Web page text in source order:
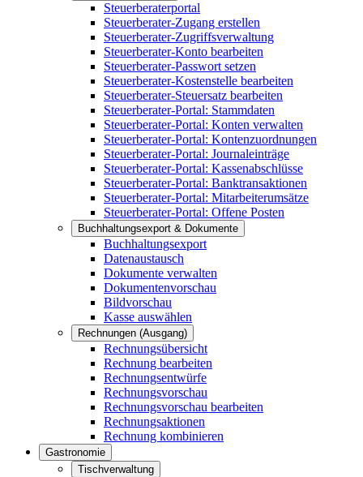
Steuerberaterportal
Steuerberater-Zugang erstellen
Steuerberater-Zugriffsverwaltung
Steuerberater-Konto bearbeiten
Steuerberater-Passwort setzen
Steuerberater-Kostenstelle bearbeiten
Steuerberater-Steuersatz bearbeiten
Steuerberater-Portal: Stammdaten
Steuerberater-Portal: Konten verwalten
Steuerberater-Portal: Kontenzuordnungen
Steuerberater-Portal: Journaleinträge
Steuerberater-Portal: Kassenabschlüsse
Steuerberater-Portal: Banktransaktionen
Steuerberater-Portal: Mitarbeiterumsätze
Steuerberater-Portal: Offene Posten
Buchhaltungsexport & Dokumente
Buchhaltungsexport
Datenaustausch
Dokumente verwalten
Dokumentenvorschau
Bildvorschau
Kasse auswählen
Rechnungen (Ausgang)
Rechnungsübersicht
Rechnung bearbeiten
Rechnungsentwürfe
Rechnungsvorschau
Rechnungsvorschau bearbeiten
Rechnungsaktionen
Rechnung kombinieren
Gastronomie
Tischverwaltung